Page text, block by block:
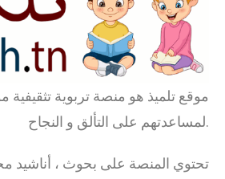
موقع تلميذ هو منصة تربوية تثقيفية
لمساعدتهم على التألق و النجاح.
تحتوي المنصة على بحوث ،